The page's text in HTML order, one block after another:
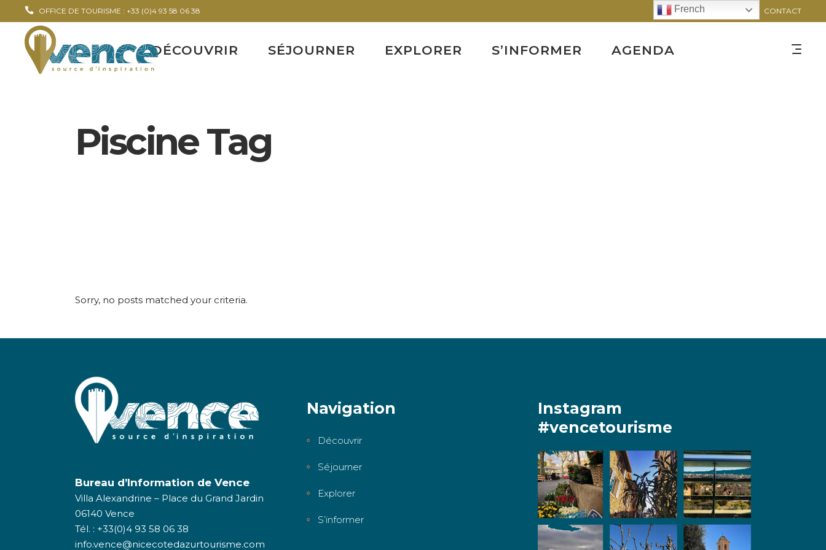
OFFICE DE TOURISME : +33 (0)4 93 58 06 38 CONTACT
DÉCOUVRIR SÉJOURNER EXPLORER S’INFORMER AGENDA
Piscine Tag
Sorry, no posts matched your criteria.
Bureau d’Information de Vence
Villa Alexandrine – Place du Grand Jardin
06140 Vence
Tél. : +33(0)4 93 58 06 38
info.vence@nicecotedazurtourisme.com
Navigation
Découvrir
Séjourner
Explorer
S’informer
Instagram
#vencetourisme
French